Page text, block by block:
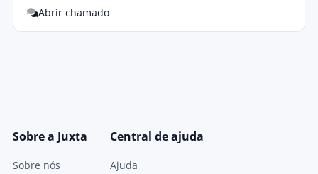
Abrir chamado
Sobre a Juxta
Sobre nós
Central de ajuda
Ajuda